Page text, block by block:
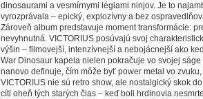
dinosaurami a vesmírnymi légiami ninjov. Je to
vyrozprávala – epický, explozívny a bez
Zároveň album predstavuje moment transformácie:
nevyhnutná. VICTORIUS posúvajú svoj
výšin – filmovejší, intenzívnejší a nebojácnejší ako
War Dinosaur kapela nielen pokračuje vo svojej
nanovo definuje, čím môže byť power metal vo
VICTORIUS nie sú retro show, ale nostalgický skok
cíti oheň tých starých čias – keď boli hrdinovia